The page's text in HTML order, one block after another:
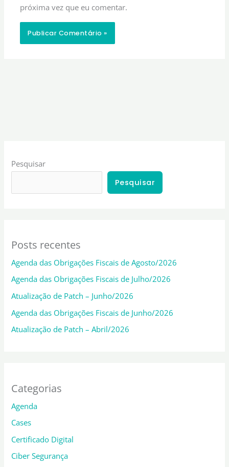
próxima vez que eu comentar.
Pesquisar
Pesquisar
Posts recentes
Agenda das Obrigações Fiscais de Agosto/2026
Agenda das Obrigações Fiscais de Julho/2026
Atualização de Patch – Junho/2026
Agenda das Obrigações Fiscais de Junho/2026
Atualização de Patch – Abril/2026
Categorias
Agenda
Cases
Certificado Digital
Ciber Segurança